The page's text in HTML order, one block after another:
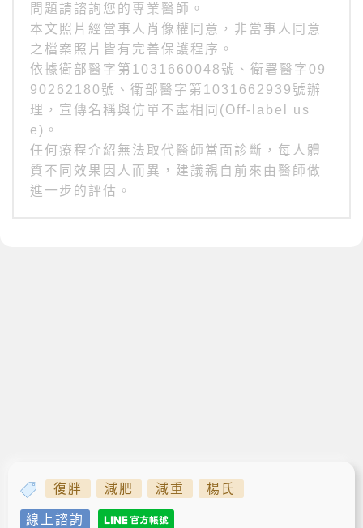
問題請諮詢您的專業醫師。
本文照片經當事人肖像權同意，非當事人同意
之檔案照片皆有完善保護程序。
依據衛部醫字第1031660048號、衛署醫字09
90262180號、衛部醫字第1031662939號辦
理，宣傳名稱與仿單不盡相同(Off-label us
e)。
任何療程介紹無法取代醫師當面診斷，每人體
質不同效果因人而異，建議親自前來由醫師做
進一步的評估。
復胖 減肥 減重 楊氏
線上諮詢